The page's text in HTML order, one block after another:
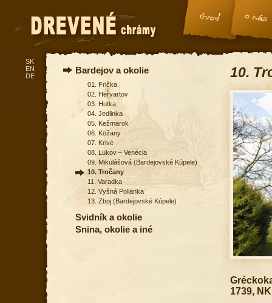
Bardejov a okolie
01. Frička
02. Hervartov
03. Hutka
04. Jedlinka
05. Kežmarok
06. Kožany
07. Krivé
08. Lukov – Venécia
09. Mikulášová (Bardejovské Kúpele)
10. Tročany
11. Varadka
12. Vyšná Polianka
13. Zboj (Bardejovské Kúpele)
Svidník a okolie
Snina, okolie a iné
10.
1739,
SK
EN
DE